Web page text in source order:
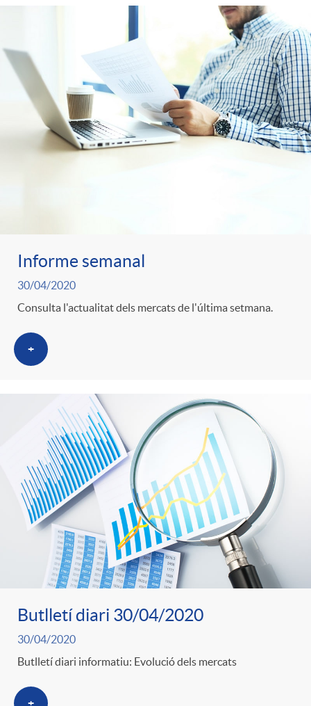
Informe semanal
30/04/2020
Consulta l'actualitat dels mercats de l'última setmana.
+
Butlletí diari 30/04/2020
30/04/2020
Butlletí diari informatiu: Evolució dels mercats
+